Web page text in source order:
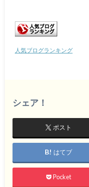
人気ブログランキング
シェア！
ポスト
はてブ
Pocket